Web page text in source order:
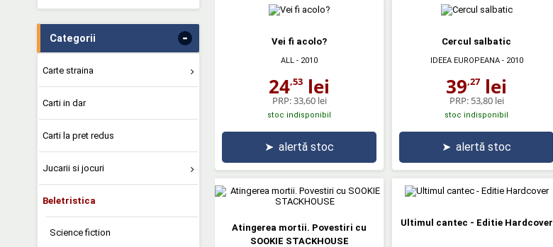
Categorii -
Carte straina
Carti in dar
Carti la pret redus
Jucarii si jocuri
Beletristica
Science fiction
Vei fi acolo?
ALL - 2010
24,53 lei
PRP:33,60 lei
stoc indisponibil
➤ alertă stoc
Cercul salbatic
IDEEA EUROPEANA- 2010
39,27 lei
PRP: 53,80 lei
stoc indisponibil
➤ alertă stoc
Atingerea mortii. Povestiri cu
SOOKIE STACKHOUSE
Ultimul cantec - Editie Hardcover